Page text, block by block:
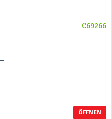
C69266
ÖFFNEN